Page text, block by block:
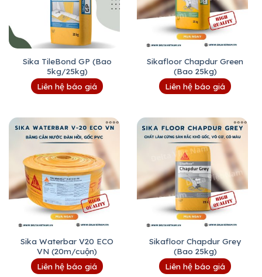
Sika TileBond GP (Bao
5kg/25kg)
Liên hệ báo giá
Sikafloor Chapdur Green
(Bao 25kg)
Liên hệ báo giá
Sika Waterbar V20 ECO
VN (20m/cuộn)
Liên hệ báo giá
Sikafloor Chapdur Grey
(Bao 25kg)
Liên hệ báo giá